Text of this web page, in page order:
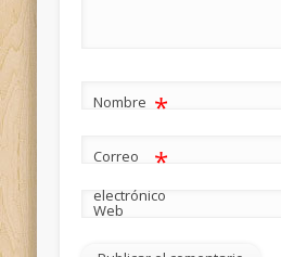
Nombre *
Correo
electrónico
*
Web